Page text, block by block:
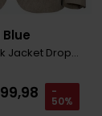
colbert Leek Jacket Drop beige
-
50%